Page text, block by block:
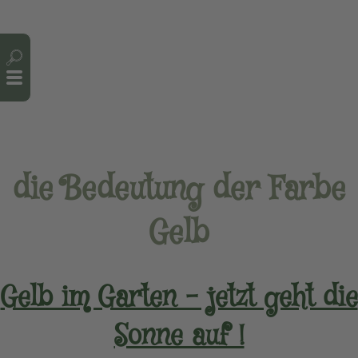
die Bedeutung der Farbe
Gelb
Gelb im Garten – jetzt geht die
Sonne auf !